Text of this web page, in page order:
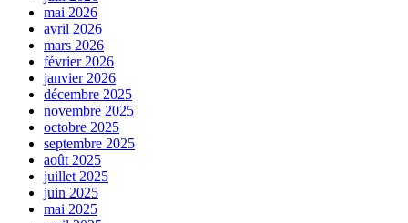
mai 2026
avril 2026
mars 2026
février 2026
janvier 2026
décembre 2025
novembre 2025
octobre 2025
septembre 2025
août 2025
juillet 2025
juin 2025
mai 2025